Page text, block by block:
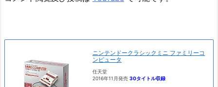
ニンテンドークラシックミニ ファミリーコ
ンピュータ
任天堂
2016年11月発売 30タイトル収録